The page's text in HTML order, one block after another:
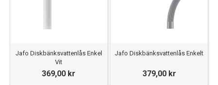
Jafo Diskbänksvattenlås Enkel
Vit
369,00 kr
Jafo Diskbänksvattenlås Enkelt
379,00 kr